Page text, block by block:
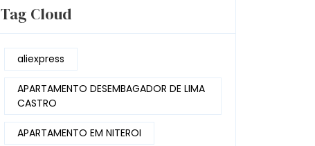
Tag Cloud
aliexpress
APARTAMENTO DESEMBAGADOR DE LIMA
CASTRO
APARTAMENTO EM NITEROI